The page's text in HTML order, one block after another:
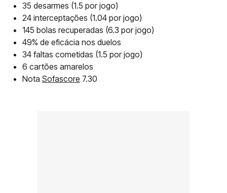
35 desarmes (1.5 por jogo)
24 interceptações (1.04 por jogo)
145 bolas recuperadas (6.3 por jogo)
49% de eficácia nos duelos
34 faltas cometidas (1.5 por jogo)
6 cartões amarelos
Nota Sofascore 7.30